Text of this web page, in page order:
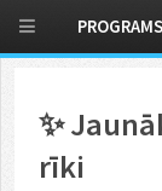
✨
rīki